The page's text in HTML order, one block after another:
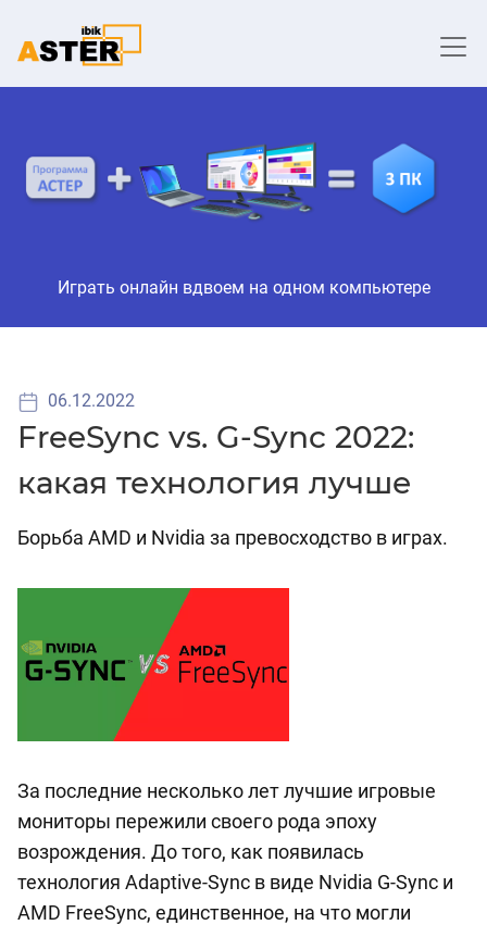
Играть онлайн вдвоем на одном компьютере
06.12.2022
FreeSync vs. G-Sync 2022:
какая технология лучше
Борьба AMD и Nvidia за превосходство в играх.
За последние несколько лет лучшие игровые
мониторы пережили своего рода эпоху
возрождения. До того, как появилась
технология Adaptive-Sync в виде Nvidia G-Sync и
AMD FreeSync, единственное, на что могли